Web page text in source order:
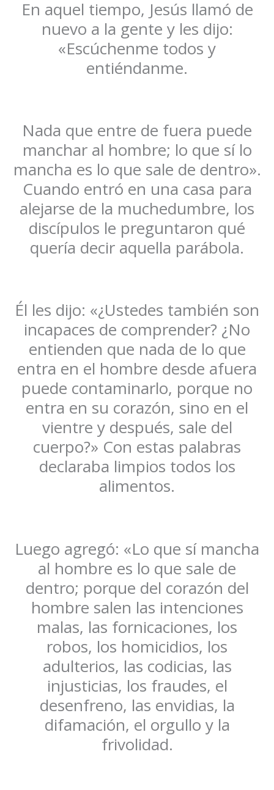
En aquel tiempo, Jesús llamó de
nuevo a la gente y les dijo:
«Escúchenme todos y
entiéndanme.
Nada que entre de fuera puede
manchar al hombre; lo que sí lo
mancha es lo que sale de dentro».
Cuando entró en una casa para
alejarse de la muchedumbre, los
discípulos le preguntaron qué
quería decir aquella parábola.
Él les dijo: «¿Ustedes también son
incapaces de comprender? ¿No
entienden que nada de lo que
entra en el hombre desde afuera
puede contaminarlo, porque no
entra en su corazón, sino en el
vientre y después, sale del
cuerpo?» Con estas palabras
declaraba limpios todos los
alimentos.
Luego agregó: «Lo que sí mancha
al hombre es lo que sale de
dentro; porque del corazón del
hombre salen las intenciones
malas, las fornicaciones, los
robos, los homicidios, los
adulterios, las codicias, las
injusticias, los fraudes, el
desenfreno, las envidias, la
difamación, el orgullo y la
frivolidad.